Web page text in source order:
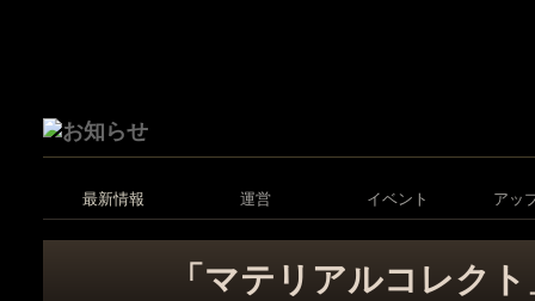
最新情報 運営 イベント アッ
「マテリアルコレク